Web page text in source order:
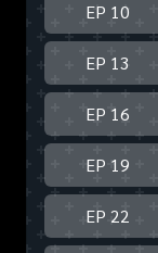
EP 10
EP 13
EP 16
EP 19
EP 22